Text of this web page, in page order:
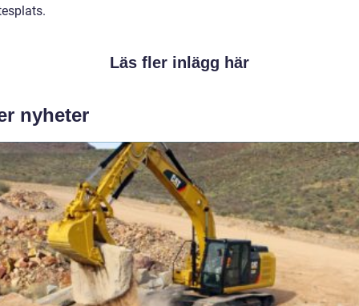
Läs fler inlägg här
nyheter